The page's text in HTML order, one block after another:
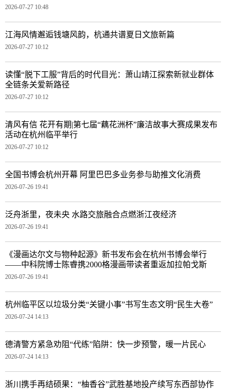
2026-07-27 10:48
江海风情邂逅钱塘风韵，杭通共谱夏日文旅新篇
2026-07-27 10:12
读懂“脱下工服”背后的时代目光：萧山靖江探索新就业群体
全链条关爱新路径
2026-07-27 10:12
清风有信 花开有期|第七届“藕花洲杯”廉洁故事大赛成果发布
活动在杭州临平举行
2026-07-27 10:12
全国书博会杭州开幕 阿里巴巴多业务参与助推文化消费
2026-07-26 19:41
泛舟浙里，夜未央 水路交旅融合点燃浙江夜经济
2026-07-26 19:41
《漫画达尔文与物种起源》新书发布会在杭州书博会举行
——中科院博士陈睿携2000格漫画带读者重返加拉帕戈斯
2026-07-26 19:41
杭州临平区以垃圾分类“关键小事”书写生态文明“民生大卷”
2026-07-24 14:13
德清警方紧急劝阻“代练”陷阱：快一步预警，暖一片民心
2026-07-24 14:13
浙川携手再结硕果：“柚香谷”武胜基地投产续写东西部协作